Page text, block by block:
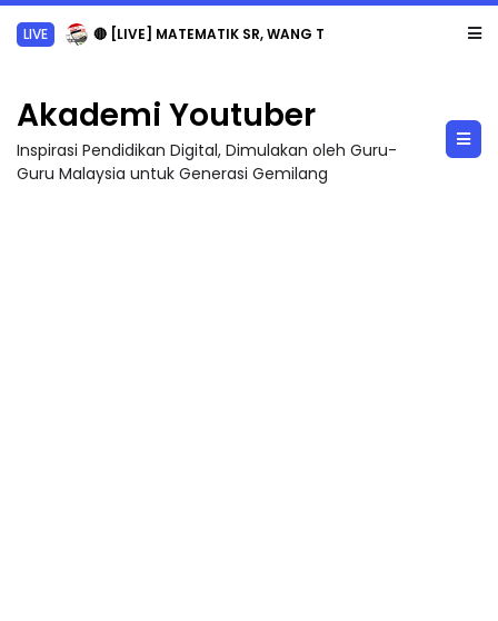
LIVE 🔴 [LIVE] MATEMATIK SR, WANG TAHUN 6 OLEH CIKGU ANITA #ALLINONE #141 #...
Akademi Youtuber
Inspirasi Pendidikan Digital, Dimulakan oleh Guru-
Guru Malaysia untuk Generasi Gemilang